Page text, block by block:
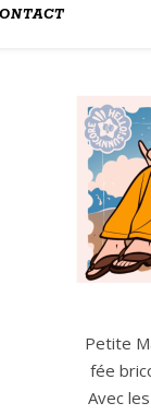
Petite
fée
Avec